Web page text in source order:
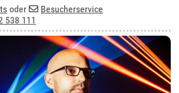
oder
Besucherservice
538 111